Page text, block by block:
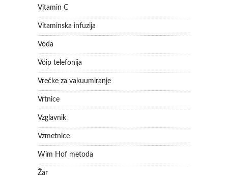
Vitamin C
Vitaminska infuzija
Voda
Voip telefonija
Vrečke za vakuumiranje
Vrtnice
Vzglavnik
Vzmetnice
Wim Hof metoda
Žar